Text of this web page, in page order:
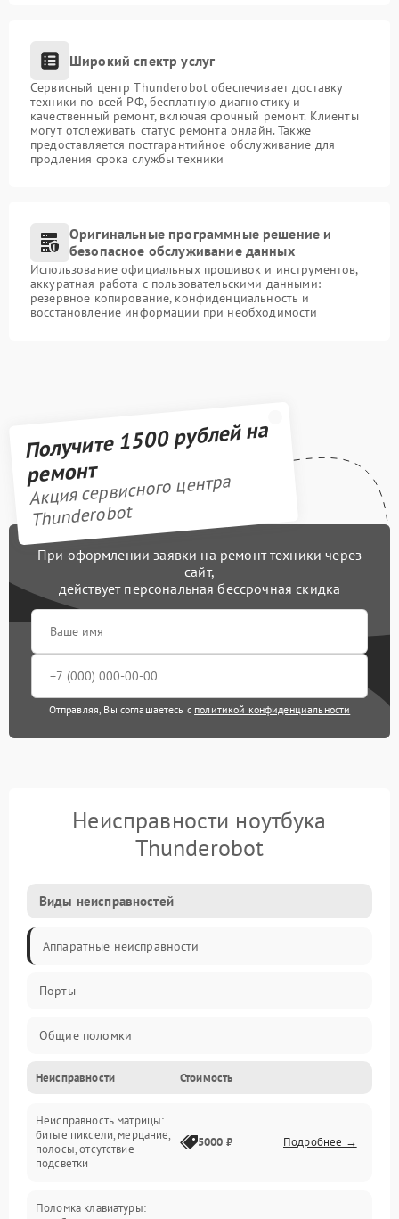
Широкий спектр услуг
Сервисный центр Thunderobot обеспечивает доставку
техники по всей РФ, бесплатную диагностику и
качественный ремонт, включая срочный ремонт. Клиенты
могут отслеживать статус ремонта онлайн. Также
предоставляется постгарантийное обслуживание для
продления срока службы техники
Оригинальные программные решение и
безопасное обслуживание данных
Использование официальных прошивок и инструментов,
аккуратная работа с пользовательскими данными:
резервное копирование, конфиденциальность и
восстановление информации при необходимости
Получите 1500 рублей на
ремонт
Акция сервисного центра
Thunderobot
При оформлении заявки на ремонт техники через
сайт,
действует персональная бессрочная скидка
Отправляя, Вы соглашаетесь с политикой конфиденциальности
Неисправности ноутбука
Thunderobot
Виды неисправностей
Аппаратные неисправности
Порты
Общие поломки
Устройства
Программные ошибки
Электрические и системные сбои
Интерфейсные проблемы
Неисправности Стоимость
Неисправность матрицы:
битые пиксели, мерцание,
полосы, отсутствие
подсветки
5000 ₽ Подробнее →
Поломка клавиатуры: